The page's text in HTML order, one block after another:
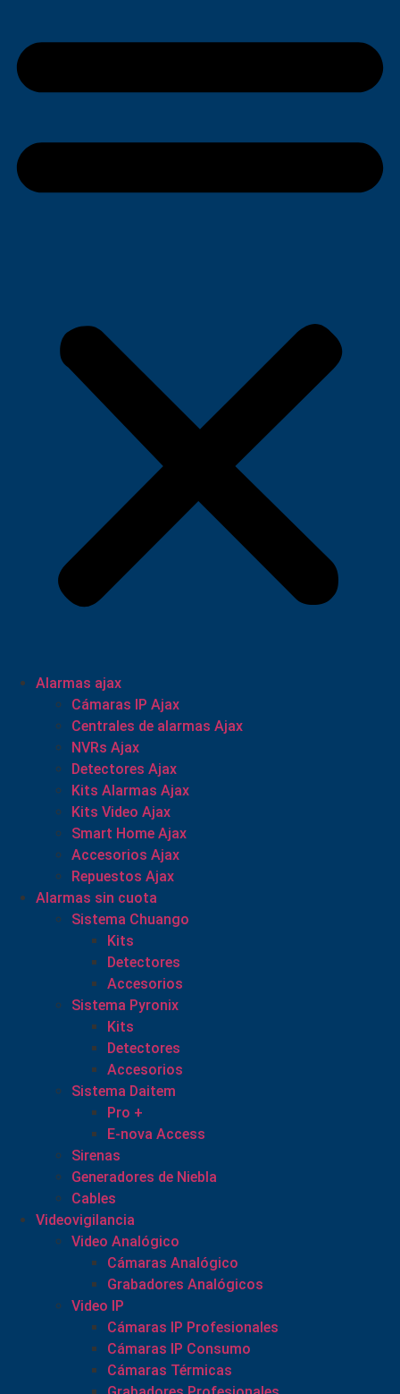
Alarmas ajax
Cámaras IP Ajax
Centrales de alarmas Ajax
NVRs Ajax
Detectores Ajax
Kits Alarmas Ajax
Kits Video Ajax
Smart Home Ajax
Accesorios Ajax
Repuestos Ajax
Alarmas sin cuota
Sistema Chuango
Kits
Detectores
Accesorios
Sistema Pyronix
Kits
Detectores
Accesorios
Sistema Daitem
Pro +
E-nova Access
Sirenas
Generadores de Niebla
Cables
Videovigilancia
Video Analógico
Cámaras Analógico
Grabadores Analógicos
Video IP
Cámaras IP Profesionales
Cámaras IP Consumo
Cámaras Térmicas